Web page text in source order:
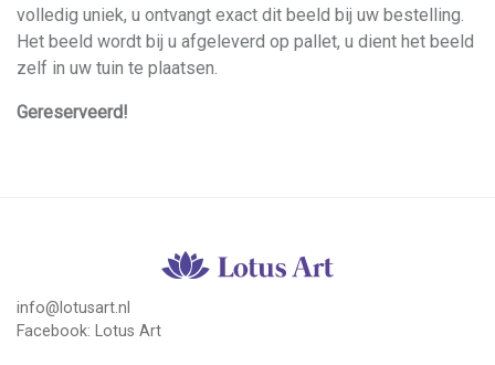
volledig uniek, u ontvangt exact dit beeld bij uw bestelling.
Het beeld wordt bij u afgeleverd op pallet, u dient het beeld
zelf in uw tuin te plaatsen.
Gereserveerd!
info@lotusart.nl
Facebook: Lotus Art